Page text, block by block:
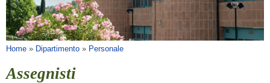
BIBLIOTECHE
SERVIZI
Tu sei qui
Home » Dipartimento » Personale
Assegnisti